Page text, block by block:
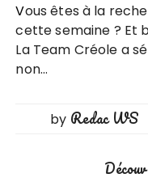
Vous êtes à la recherche d’idées de sorties pour
cette semaine ? Et
La Team Créole a
non…
by Redac WS